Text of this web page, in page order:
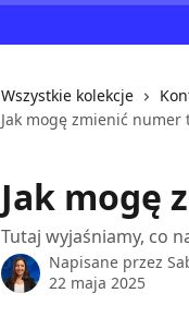
Wszystkie kolekcje
Jak mogę zmienić numer
Jak mogę
Tutaj wyjaśniamy, co
Napisane przez
22 maja 2025